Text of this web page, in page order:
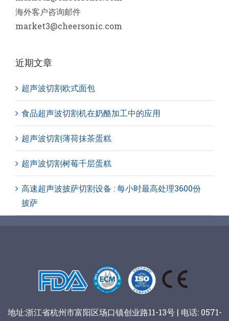
海外客户咨询邮件
market3@cheersonic.com
近期文章
超声波切割欧式面包
食品超声波切割机在奶酪加工中的应用
超声波切割薄荷抹茶蛋糕
超声波切割树莓千层蛋糕
高速超声波披萨切割设备 : 每小时最高处理3600份
披萨
地址:浙江省杭州市富阳区场口镇创业路11-13号 | 电话: 0571-